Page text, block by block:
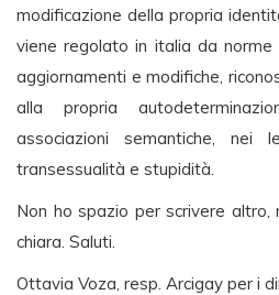
modificazione della propria
viene regolato in italia da norme
aggiornamenti e modifiche,
alla propria
associazioni semantiche,
transessualità e stupidità.
Non ho spazio per scrivere
chiara. Saluti.
Ottavia Voza, resp. Arcigay per i